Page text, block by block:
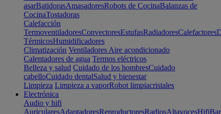
asarBatidorasAmasadoresRobots de CocinaBalanzas de
CocinaTostadoras
Calefacción
TermoventiladoresConvectoresEstufasRadiadoresCalefactores
TérmicosHumidificadores
Climatización Ventiladores Aire acondicionado
Calentadores de agua Termos eléctricos
Belleza y salud Cuidado de los hombresCuidado
cabelloCuidado dentalSalud y bienestar
Limpieza Limpieza a vaporRobot limpiacristales
Electrónica
Audio y hifi
AuricularesAdaptadoresReproductoresRadiosAltavocesHifi